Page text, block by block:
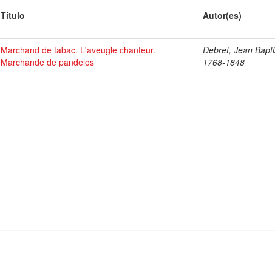
Título Autor(es)
Marchand de tabac. L'aveugle chanteur.
Marchande de pandelos
Debret, Jean
1768-1848